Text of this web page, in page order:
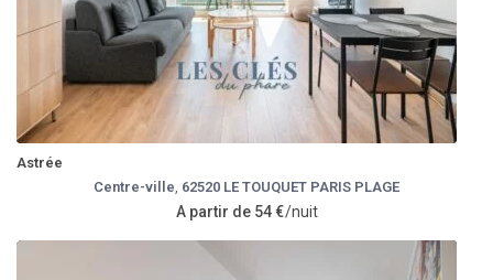
Astrée
Centre-ville 62520 LE TOUQUET PARIS PLAGE
A partir de 54 €/nuit